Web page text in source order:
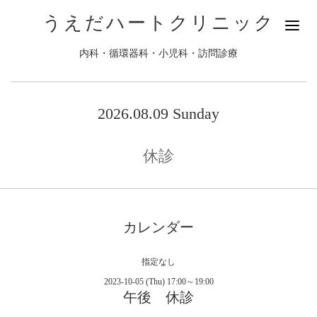
うえだハートクリニック
内科・循環器科・小児科・訪問診療
2026.08.09 Sunday
休診
カレンダー
指定なし
2023-10-05 (Thu) 17:00～19:00
午後 休診